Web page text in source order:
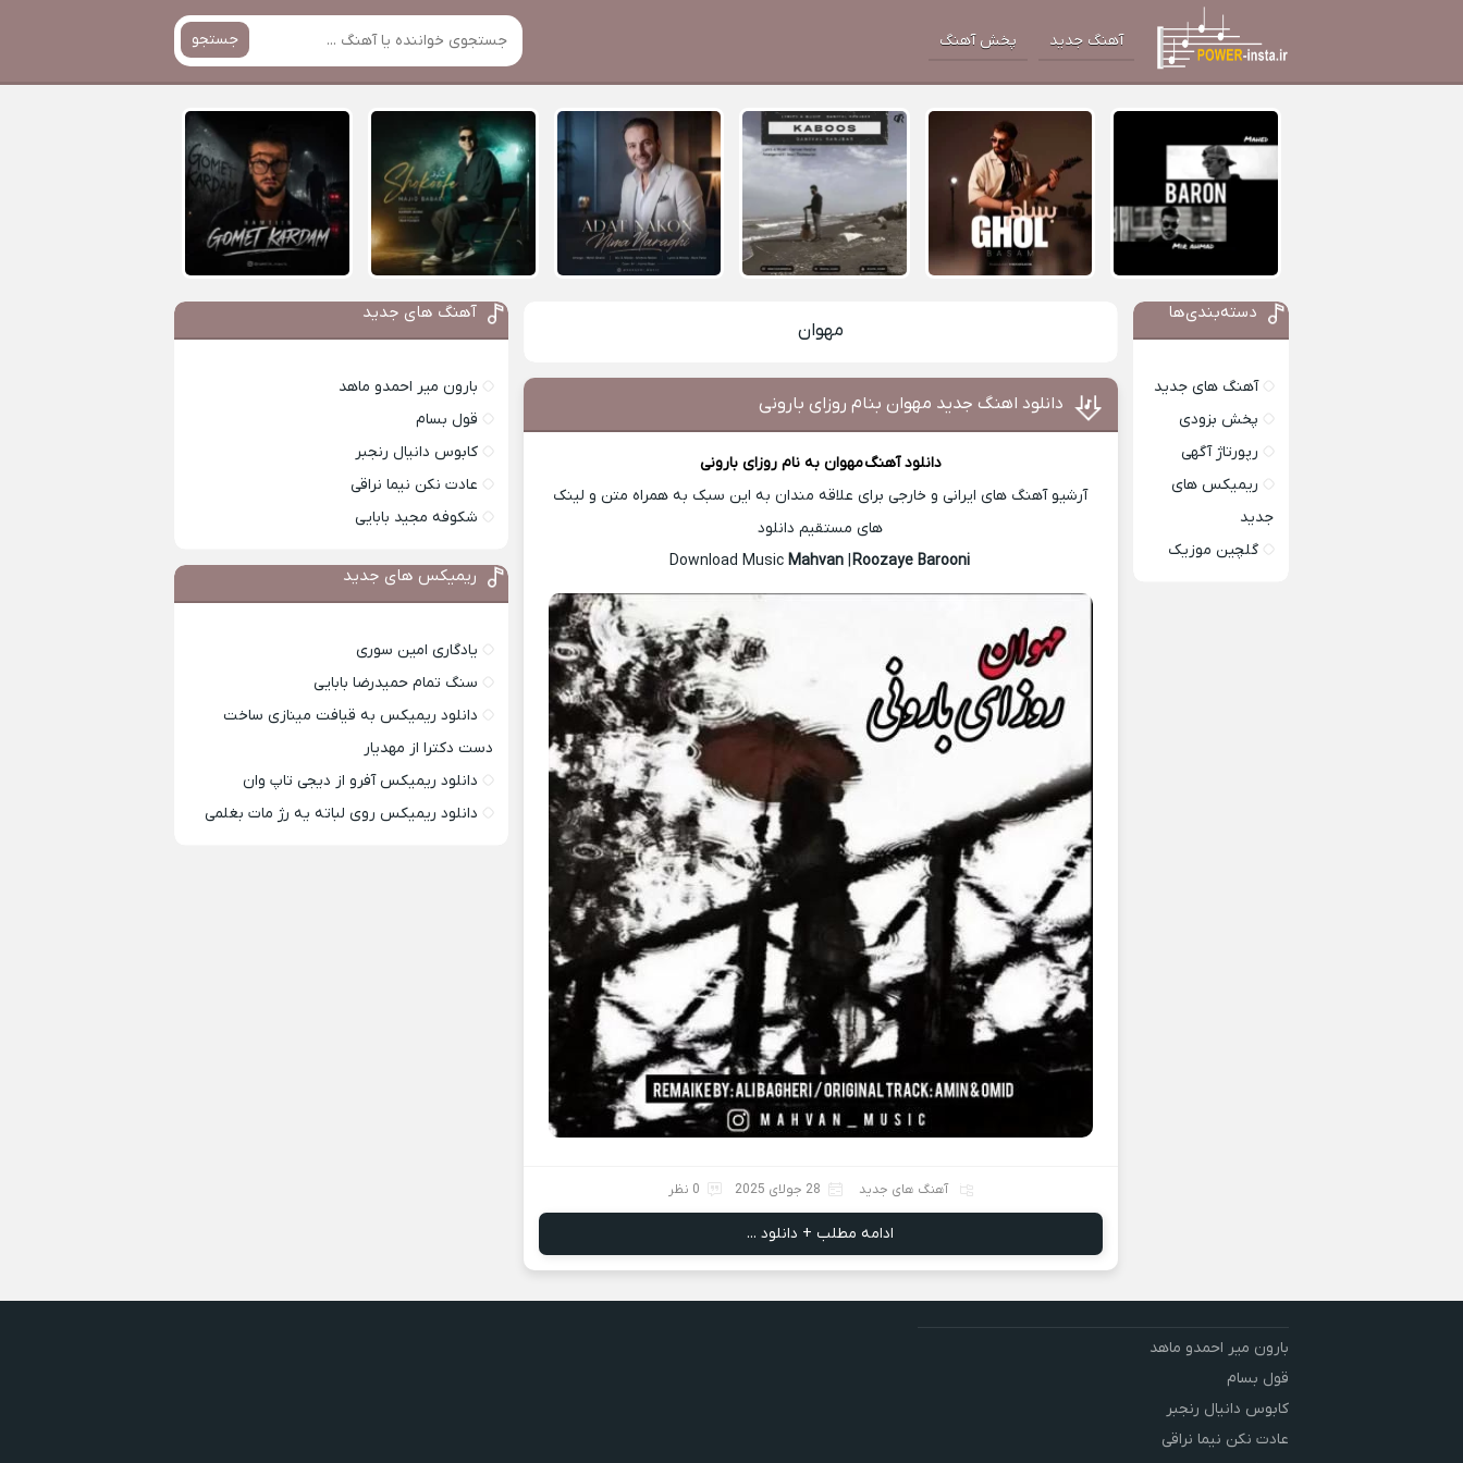
آهنگ جدید پخش آهنگ جستجو
مهوان
دانلود اهنگ جدید مهوان بنام روزای بارونی
دانلود آهنگمهوان به نام روزای بارونی
آرشیو آهنگ های ایرانی و خارجی برای علاقه مندان به این سبک به همراه متن و لینک
های مستقیم دانلود
Mahvan |Roozaye Barooni
آهنگ های جدید 28 جولای 2025 0 نظر
ادامه مطلب + دانلود ...
دسته‌بندی‌ها
آهنگ های جدید
پخش بزودی
رپورتاژ آگهی
ریمیکس های
جدید
گلچین موزیک
آهنگ های جدید
بارون میر احمدو ماهد
قول بسام
کابوس دانیال رنجبر
عادت نکن نیما نراقی
شکوفه مجید بابایی
ریمیکس های جدید
یادگاری امین سوری
سنگ تمام حمیدرضا بابایی
دانلود ریمیکس به قیافت مینازی ساخت
دست دکترا از مهدیار
دانلود ریمیکس آفرو از ديجی تاپ وان
دانلود ریمیکس روی لباته یه رژ مات بغلمی
بارون میر احمدو ماهد
قول بسام
کابوس دانیال رنجبر
عادت نکن نیما نراقی